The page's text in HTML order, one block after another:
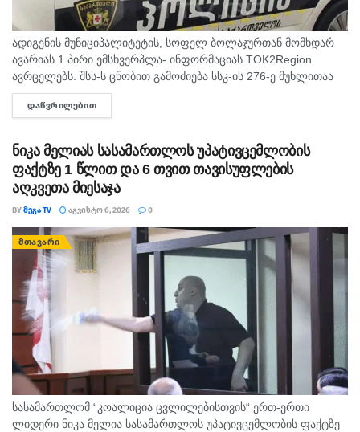
ადიგენის მუნიციპალიტეტის, სოფელ ბოლაჯურთან მომხდარ
ავარიას 1 პირი ემსხვერპლა- ინფორმაციას TOK2Region
ავრცელებს. შსს-ს ცნობით გამოძიება სსკ-ის 276-ე მუხლითაა
დაწყებული, რაც ტრანსპორტის მოძრაობის უსაფრთხოების ან
ექსპლუატაციის წესის დარღვევას გულისხმობს.
ᲓᲐᲬᲕᲠᲘᲚᲔᲑᲘᲗ
ნიკა მელიას სასამართლოს უპატივცემლობის
ფაქტზე 1 წლით და 6 თვით თავისუფლების
აღკვეთა მიესაჯა
BYᲛᲔᲒᲐ TV ᲐᲒᲕᲘᲡᲢᲝ 6, 2026 0
ᲛᲗᲐᲕᲐᲠᲘ
სასამართლომ “კოალიცია ცვლილებისთვის“ ერთ-ერთი
ლიდერი ნიკა მელია სასამართლოს უპატივცემლობის ფაქტზე